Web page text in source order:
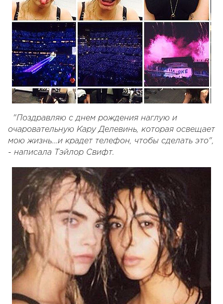
"Поздравляю с днем рождения наглую и
очаровательную Кару Делевинь, которая освещает
мою жизнь...и крадет телефон, чтобы сделать это",
- написала Тэйлор Свифт.